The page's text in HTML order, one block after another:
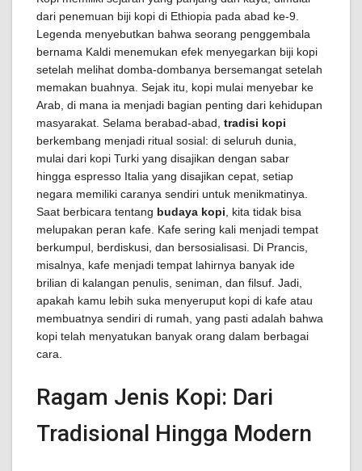
dari penemuan biji kopi di Ethiopia pada abad ke-9.
Legenda menyebutkan bahwa seorang penggembala
bernama Kaldi menemukan efek menyegarkan biji kopi
setelah melihat domba-dombanya bersemangat setelah
memakan buahnya. Sejak itu, kopi mulai menyebar ke
Arab, di mana ia menjadi bagian penting dari kehidupan
masyarakat. Selama berabad-abad, tradisi kopi
berkembang menjadi ritual sosial: di seluruh dunia,
mulai dari kopi Turki yang disajikan dengan sabar
hingga espresso Italia yang disajikan cepat, setiap
negara memiliki caranya sendiri untuk menikmatinya.
Saat berbicara tentang budaya kopi , kita tidak bisa
melupakan peran kafe. Kafe sering kali menjadi tempat
berkumpul, berdiskusi, dan bersosialisasi. Di Prancis,
misalnya, kafe menjadi tempat lahirnya banyak ide
brilian di kalangan penulis, seniman, dan filsuf. Jadi,
apakah kamu lebih suka menyeruput kopi di kafe atau
membuatnya sendiri di rumah, yang pasti adalah bahwa
kopi telah menyatukan banyak orang dalam berbagai
cara.
Ragam Jenis Kopi: Dari
Tradisional Hingga Modern